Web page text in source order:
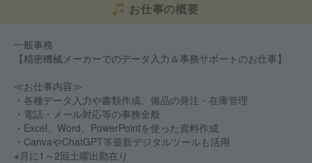
お仕事の概要
一般事務
【精密機械メーカーでのデータ入力＆事務サポートのお仕事】
≪お仕事内容≫
・各種データ入力や書類作成、備品の発注・在庫管理
・電話・メール対応等の事務全般
・Excel、Word、PowerPointを使った資料作成
・CanvaやChatGPT等最新デジタルツールも活用
※月に1～2回土曜出勤在り